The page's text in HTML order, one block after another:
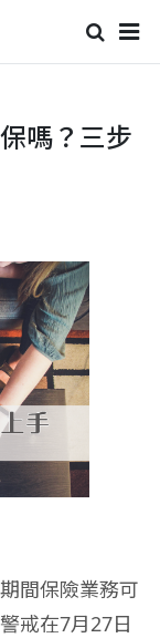
嗎？三步
間保險業務可
戒在7月27日